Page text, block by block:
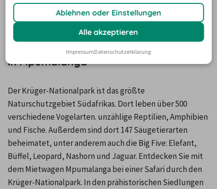
Mpumalanga können Sie die zahlreichen
Naturschutzgebiete und Nationalparks besuchen.
Attraktionen und Sehenswürdigkeiten
in Mpumalanga
Der Krüger-Nationalpark ist das größte
Naturschutzgebiet Südafrikas. Dort leben über 500
verschiedene Vogelarten. unzählige Reptilien, Amphibien
und Fische. Außerdem sind dort 147 Säugetierarten
beheimatet, unter anderem auch die Big Five: Elefant,
Büffel, Leopard, Nashorn und Jaguar. Entdecken Sie mit
dem Mietwagen Mpumalanga bei einer Safari durch den
Krüger-Nationalpark. In den prähistorischen Siedlungen
Ablehnen oder Einstellungen
Alle akzeptieren
ImpressumDatenschutzerklärung